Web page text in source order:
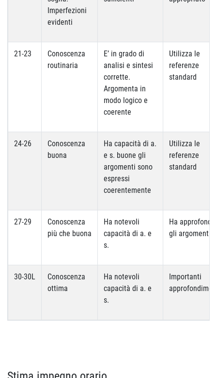
Imperfezioni
evidenti
21-23
Conoscenza
routinaria
E’ in grado di
analisi e sintesi
corrette.
Argomenta in
modo logico e
coerente
Utilizza le
referenze
standard
24-26
Conoscenza
buona
Ha capacità di a.
e s. buone gli
argomenti sono
espressi
coerentemente
Utilizza le
referenze
standard
27-29
Conoscenza
più che buona
Ha notevoli
capacità di a. e
s.
Ha
gli argomenti
30-30L
Conoscenza
ottima
Ha notevoli
capacità di a. e
s.
Importanti